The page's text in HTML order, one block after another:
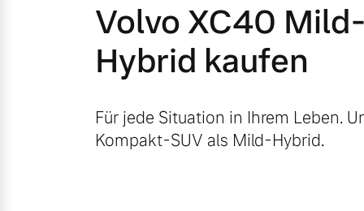
Geschäftskunden
Editionsmodelle
Konnektivität
Aktuelle Angebote
Geschäftskunden
Über uns
Unser Team
Volvo XC40
Hybrid kaufen
Für jede Situation in Ihrem Leben.
Kompakt-SUV als Mild-Hybrid.